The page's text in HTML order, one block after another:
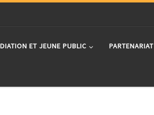
ET JEUNE PUBLIC PARTENARIAT